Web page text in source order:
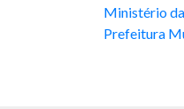
Ministério
Prefeitura